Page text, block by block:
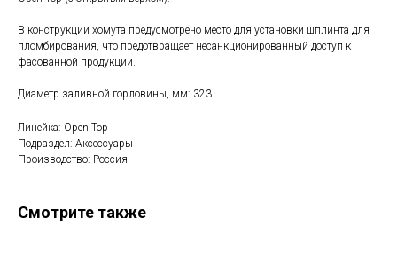
В конструкции хомута предусмотрено место для установки шплинта для
пломбирования, что предотвращает несанкционированный доступ к
фасованной продукции.
Диаметр заливной горловины, мм: 323
Линейка: Open Top
Подраздел: Аксессуары
Производство: Россия
Смотрите также